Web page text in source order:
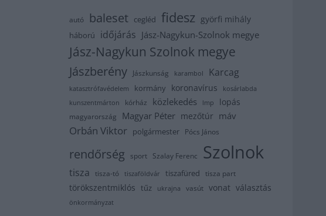
autó baleset cegléd fidesz györfi mihály
háború időjárás Jász-Nagykun-Szolnok megye
Jász-Nagykun Szolnok megye
Jászberény Jászkunság karambol Karcag
katasztrófavédelem kormány koronavírus
kosárlabda
kunszentmárton
kórház közlekedés lmp lopás
magyarország Magyar Péter mezőtúr máv
Orbán Viktor polgármester Pócs János
rendőrség sport Szalay Ferenc Szolnok
tisza tisza-tó tiszaföldvár tiszafüred tisza part
törökszentmiklós tűz ukrajna vasút vonat választás
önkormányzat